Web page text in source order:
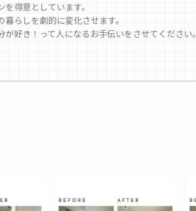
を得意としています。
暮らしを劇的に変化させます。
が好き！って人になるお手伝いをさせてください。